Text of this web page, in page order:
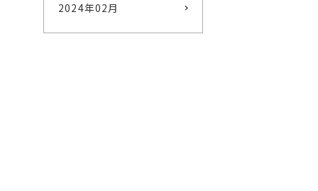
2024年02月